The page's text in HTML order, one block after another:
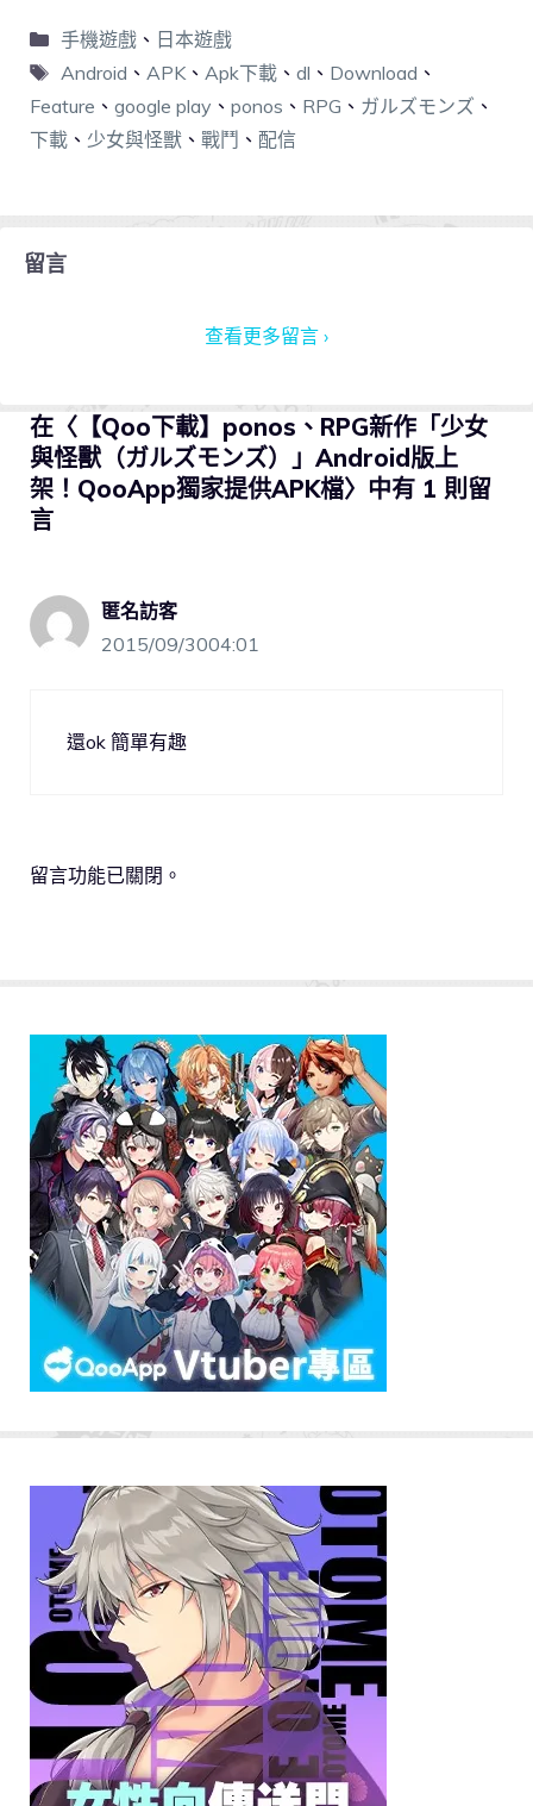
手機遊戲、 日本遊戲
Android 、 APK、 Apk下載、 dl 、 Download 、
Feature 、 google play 、 ponos 、 RPG 、 ガルズモンズ 、
下載 、 少女與怪獸 、 戰鬥 、 配信
留言
查看更多留言 ›
在〈【Qoo下載】ponos、RPG新作「少女
與怪獸（ガルズモンズ）」Android版上
架！QooApp獨家提供APK檔〉中有 1 則留
言
匿名訪客
2015/09/3004:01
還ok 簡單有趣
留言功能已關閉。